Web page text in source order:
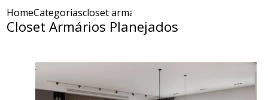
HomeCategoriascloset armarios planejados
Closet Armários Planejados